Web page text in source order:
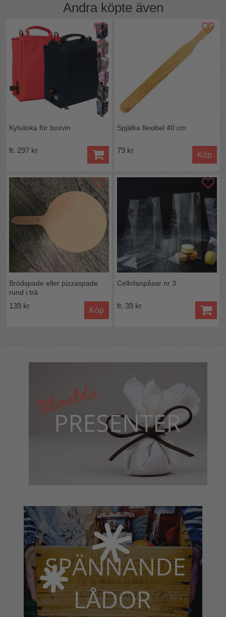
Andra köpte även
Kylväska för boxvin
fr. 297 kr
Spjälka flexibel 40 cm
79 kr
Köp
Brödspade eller pizzaspade
rund i trä
139 kr
Köp
Cellofanpåsar nr 3
fr. 39 kr